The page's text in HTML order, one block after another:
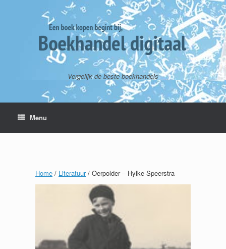
Vergelijk de beste boekhandels
Menu
Home / Literatuur/ Oerpolder – Hylke Speerstra